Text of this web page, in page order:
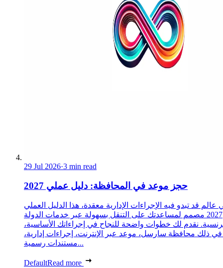
29 Jul 2026·3 min read
حجز موعد في المحافظة: دليل عملي 2027
عالم قد تبدو فيه الإجراءات الإدارية معقدة، هذا الدليل العملي
2027 مصمم لمساعدتك على التنقل بسهولة عبر خدمات الدولة
نقدم لك خطوات واضحة للنجاح في إجراءاتك الأساسية،
في ذلك محافظة سارسل، موعد عبر الإنترنت، إجراءات إدارية،
مستندات رسمية...
DefaultRead more